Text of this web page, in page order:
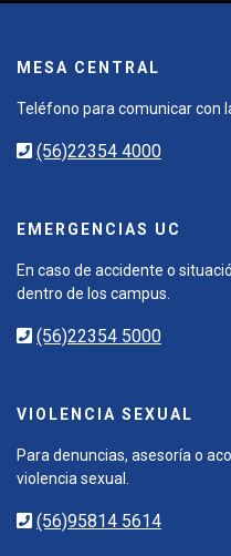
MESA CENTRAL
Teléfono para comunicar con
(56)22354 4000
EMERGENCIAS UC
En caso de accidente o
dentro de los campus.
(56)22354 5000
VIOLENCIA SEXUAL
Para denuncias, asesoría o
violencia sexual.
(56)95814 5614